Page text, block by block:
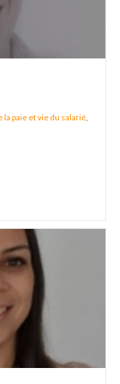
la paie et vie du salarié,